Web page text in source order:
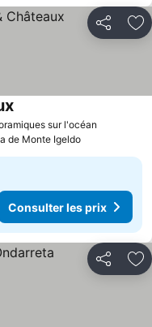
Partager
sur l'océan
de Monte Igeldo
Consulter les prix
Partager